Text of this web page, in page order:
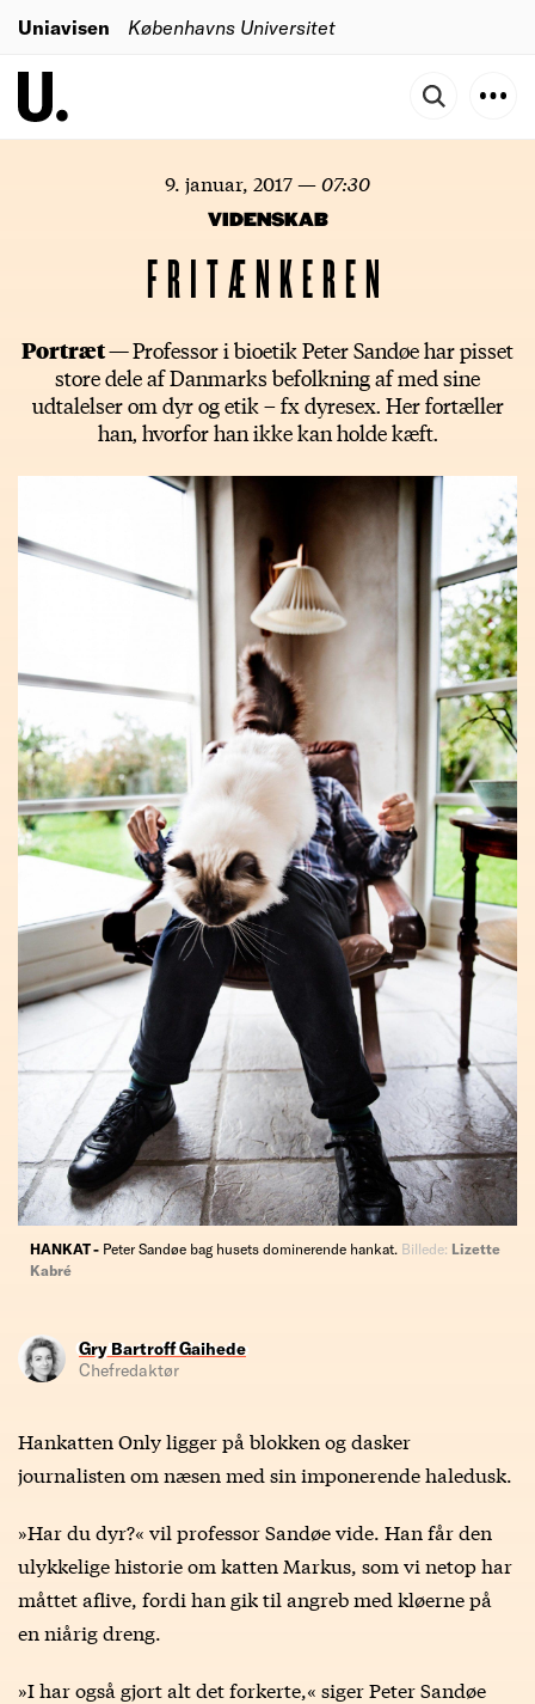
Uniavisen Københavns Universitet
9. januar, 2017—07:30
VIDENSKAB
FRITÆNKEREN
Portræt —Professor i bioetik Peter Sandøe har pisset
store dele af Danmarks befolkning af med sine
udtalelser om dyr og etik – fx dyresex. Her fortæller
han, hvorfor han ikke kan holde kæft.
HANKAT - Peter Sandøe bag husets dominerende hankat. Billede: Lizette
Kabré
Gry Bartroff Gaihede
Chefredaktør
Hankatten Only ligger på blokken og dasker
journalisten om næsen med sin imponerende haledusk.
»Har du dyr?« vil professor Sandøe vide. Han får den
ulykkelige historie om katten Markus, som vi netop har
måttet aflive, fordi han gik til angreb med kløerne på
en niårig dreng.
»I har også gjort alt det forkerte,« siger Peter Sandøe